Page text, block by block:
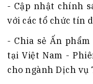
- Cập nhật chính
với các tổ chức tín
- Chia sẻ Ấn
tại Việt Nam -
cho ngành Dịch vụ